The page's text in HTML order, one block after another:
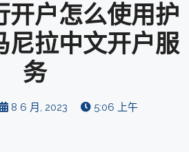
开户怎么使用护
尼拉中文开户服
务
8 6 月, 2023 5:06 上午